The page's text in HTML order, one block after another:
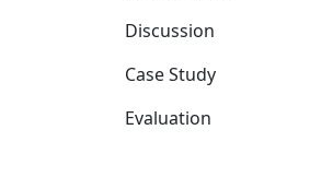
Discussion
Case Study
Evaluation